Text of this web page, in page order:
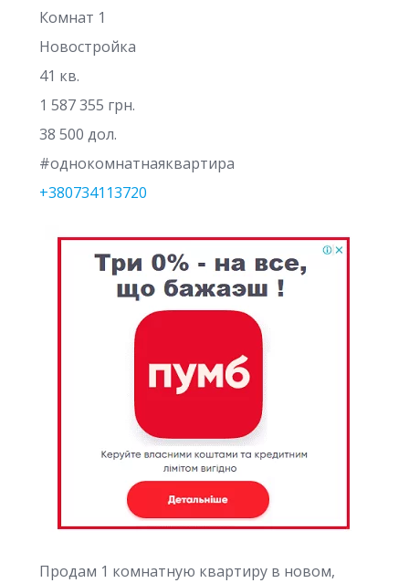
Комнат 1
Новостройка
41 кв.
1 587 355 грн.
38 500 дол.
#однокомнатнаяквартира
+380734113720
Продам 1 комнатную квартиру в новом,